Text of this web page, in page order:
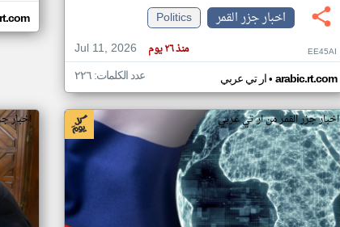
اخبار جزر القمر
Politics
Jul 11, 2026
منذ ٢٦ يوم EE45AI
ار تي عربي• arabic.rt.com عدد الكلمات: ٢٢٦
اخبار جزر القمر من ار تي عربي اخبار